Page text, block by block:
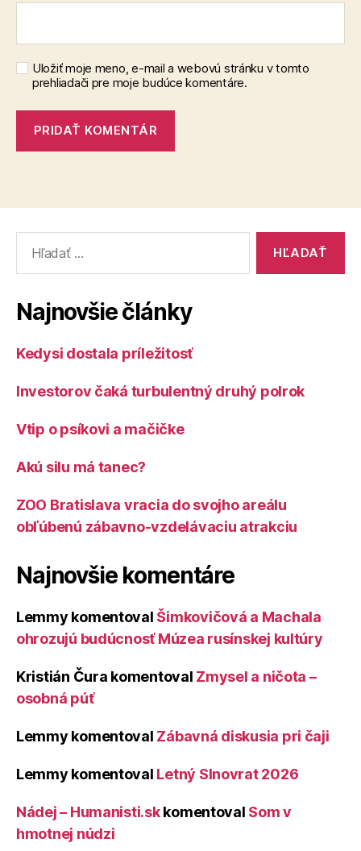
Uložiť moje meno, e-mail a webovú stránku v tomto
prehliadači pre moje budúce komentáre.
Najnovšie články
Kedysi dostala príležitosť
Investorov čaká turbulentný druhý polrok
Vtip o psíkovi a mačičke
Akú silu má tanec?
ZOO Bratislava vracia do svojho areálu
obľúbenú zábavno-vzdelávaciu atrakciu
Najnovšie komentáre
Lemmy komentoval Šimkovičová a Machala
ohrozujú budúcnosť Múzea rusínskej kultúry
Kristián Čura komentoval Zmysel a ničota –
osobná púť
Lemmy komentoval Zábavná diskusia pri čaji
Lemmy komentoval Letný Slnovrat 2026
Nádej – Humanisti.skkomentoval Som v
hmotnej núdzi